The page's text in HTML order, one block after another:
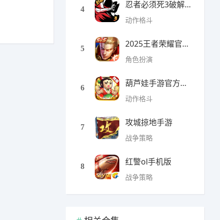
4 忍者必须死3破解版无限勾
动作格斗
5 2025王者荣耀官方全服版本
角色扮演
6 葫芦娃手游官方最新版
动作格斗
7 攻城掠地手游
战争策略
8 红警ol手机版
战争策略